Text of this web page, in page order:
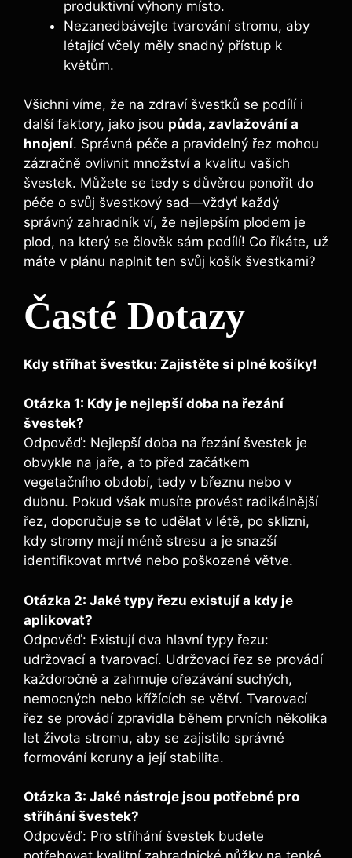
produktivní výhony místo.
Nezanedbávejte tvarování stromu, aby
létající včely měly snadný přístup k
květům.
Všichni víme, že na zdraví švestků se podílí i
další faktory, jako jsou půda, zavlažování a
hnojení. Správná péče a pravidelný řez mohou
zázračně ovlivnit množství a kvalitu vašich
švestek. Můžete se tedy s důvěrou ponořit do
péče o svůj švestkový sad—vždyť každý
správný zahradník ví, že nejlepším plodem je
plod, na který se člověk sám podílí! Co říkáte, už
máte v plánu naplnit ten svůj košík švestkami?
Časté Dotazy
Kdy stříhat švestku: Zajistěte si plné košíky!
Otázka 1: Kdy je nejlepší doba na řezání
švestek?
Odpověď: Nejlepší doba na řezání švestek je
obvykle na jaře, a to před začátkem
vegetačního období, tedy v březnu nebo v
dubnu. Pokud však musíte provést radikálnější
řez, doporučuje se to udělat v létě, po sklizni,
kdy stromy mají méně stresu a je snazší
identifikovat mrtvé nebo poškozené větve.
Otázka 2: Jaké typy řezu existují a kdy je
aplikovat?
Odpověď: Existují dva hlavní typy řezu:
udržovací a tvarovací. Udržovací řez se provádí
každoročně a zahrnuje ořezávání suchých,
nemocných nebo křížících se větví. Tvarovací
řez se provádí zpravidla během prvních několika
let života stromu, aby se zajistilo správné
formování koruny a její stabilita.
Otázka 3: Jaké nástroje jsou potřebné pro
stříhání švestek?
Odpověď: Pro stříhání švestek budete